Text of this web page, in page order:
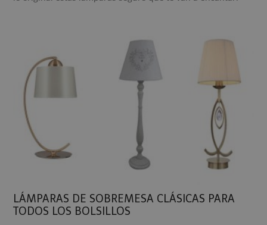
LÁMPARAS DE SOBREMESA CLÁSICAS PARA
TODOS LOS BOLSILLOS